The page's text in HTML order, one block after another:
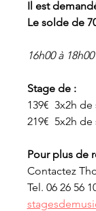
Il est
Le solde de
16h00 à
Stage de :
139€  3x2h de
219€  5x2h de
Pour plus de
Contactez
Tel. 06 26 56